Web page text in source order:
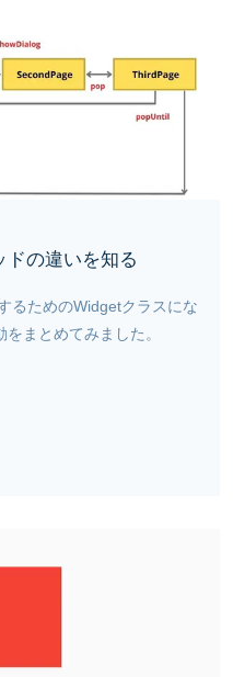
ドの違いを知る
るためのWidgetクラスにな
まとめてみました。